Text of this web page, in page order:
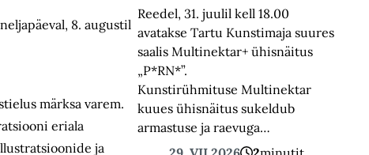
8. augustil
märksa varem.
eriala
ja
Reedel, 31. juulil kell 18.00
avatakse Tartu Kunstimaja suures
saalis Multinektar+ ühisnäitus
„P*RN*”.
Kunstirühmituse Multinektar
kuues ühisnäitus sukeldub
armastuse ja raevuga…